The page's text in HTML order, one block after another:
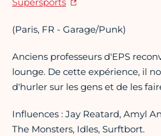
Supersports
(Paris, FR - Garage/Punk)
Anciens professeurs d'EPS
lounge. De cette expérience, il
d'hurler sur les gens et de les
Influences : Jay Reatard, Amyl
The Monsters, Idles, Surftbort.